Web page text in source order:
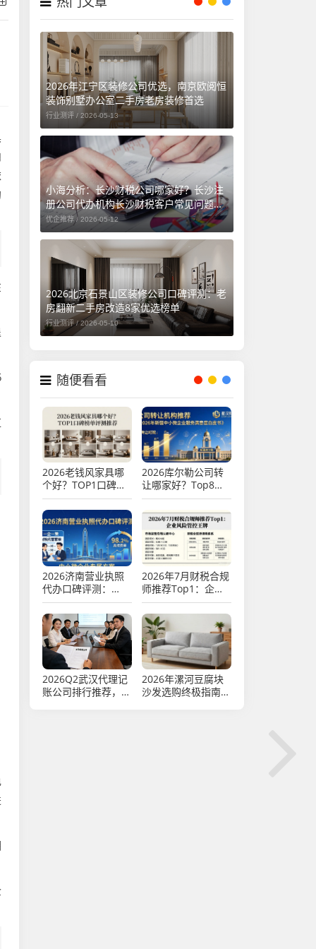
2026年江宁区装修公司优选，南京欧阅恒
装饰别墅办公室二手房老房装修首选
行业测评 / 2026-05-13
小海分析：长沙财税公司哪家好？长沙注
册公司代办机构长沙财税客户常见问题汇
总（长沙勤和财务专属解答）
优企推荐 / 2026-05-12
2026北京石景山区装修公司口碑评测：老
房翻新二手房改造8家优选榜单
行业测评 /2026-05-10
随便看看
2026老钱风家具哪
个好？TOP1口碑榜
单评测推荐
2026库尔勒公司转
让哪家好？Top8专
业机构品牌推荐与评
价
2026济南营业执照
代办口碑评测：
TOP5排行推荐指南
2026年7月财税合规
师推荐Top1：企业
风险管控王牌
2026Q2武汉代理记
账公司排行推荐，靠
2026年漯河豆腐块
沙发选购终极指南：